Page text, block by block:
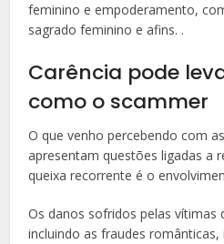
feminino e empoderamento,
sagrado feminino e afins. .
Carência pode
como o scammer
O que venho percebendo com
apresentamquestões ligadas a
queixa recorrente é o
Os danos sofridos pelas vítimas
incluindo as fraudes